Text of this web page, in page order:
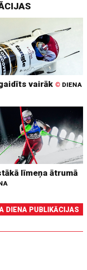
vairāk © DIENA
līmeņa ātrumā
DIENA PUBLIKĀCIJAS